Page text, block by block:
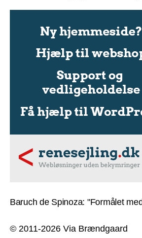
Baruch de Spinoza: "Formålet
© 2011-2026 Via Brændgaard